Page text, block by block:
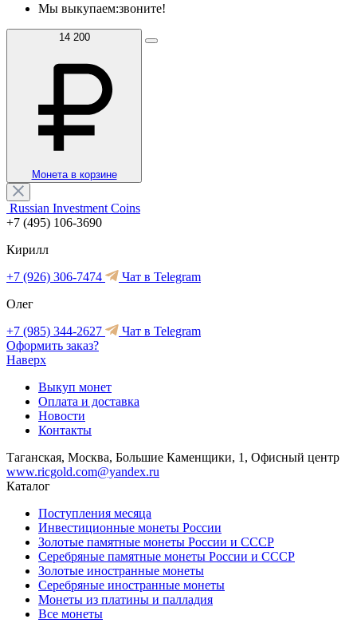
Мы выкупаем:звоните!
14 200
Монета в корзине
Russian Investment Coins
+7 (495) 106-3690
Кирилл
+7 (926) 306-7474
Чат в Telegram
Олег
+7 (985) 344-2627
Чат в Telegram
Оформить заказ?
Наверх
Выкуп монет
Оплата и доставка
Новости
Контакты
Таганская, Москва, Большие Каменщики, 1, Офисный центр
www.ricgold.com@yandex.ru
Каталог
Поступления месяца
Инвестиционные монеты России
Золотые памятные монеты России и СССР
Серебряные памятные монеты России и СССР
Золотые иностранные монеты
Серебряные иностранные монеты
Монеты из платины и палладия
Все монеты